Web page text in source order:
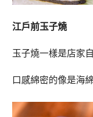
江戶前玉子燒
玉子燒一樣是店家
口感綿密的像是海